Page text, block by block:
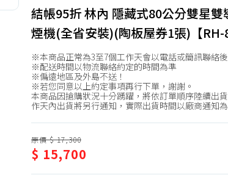
寢具
傢飾百貨
居家裝修
開運
園藝植栽
餐廚
生活其他用品
寵物飼料、寵物用品
旅行用品、行李箱
雨具
健身、運動器材
運動配件、護具
機車專區
書
結帳95折 林內 隱藏式80公分雙星雙
煙機(全省安裝)(陶板屋券1張)【RH-
※本商品正常為3至7個工作天會以電話或簡訊聯絡
※配送時間以物流聯絡約定的時間為準
※偏遠地區及外島不送！
※若您同意以上約定事項再行下單，謝謝。
本商品因搶購狀況十分踴躍，將依訂單順序陸續出
作天內出貨將另行通知，實際出貨時間以廠商通知為
原價 $ 17,300
$ 15,700